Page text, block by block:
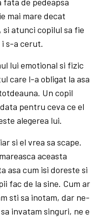
mai mare decat
si atunci copilul sa fie
i s-a cerut.
lui emotional si fizic
care l-a obligat la asa
Un copil
pentru ceva ce el
alegerea lui.
si el vrea sa scape.
aceasta
asa cum isi doreste si
fac de la sine. Cum ar
sti sa inotam, dar ne-
invatam singuri, ne e